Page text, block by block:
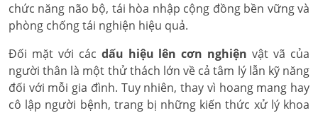
chức năng não bộ, tái hòa nhập cộng đồng bền vững và
phòng chống tái nghiện hiệu quả.
Đối mặt với các dấu hiệu lên cơn nghiện vật vã của
người thân là một thử thách lớn về cả tâm lý lẫn kỹ năng
đối với mỗi gia đình. Tuy nhiên, thay vì hoang mang hay
cô lập người bệnh, trang bị những kiến thức xử lý khoa